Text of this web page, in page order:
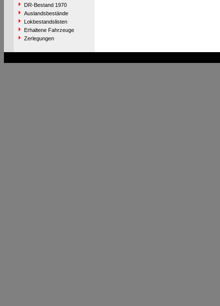
DR-Bestand 1970
Auslandsbestände
Lokbestandslisten
Erhaltene Fahrzeuge
Zerlegungen